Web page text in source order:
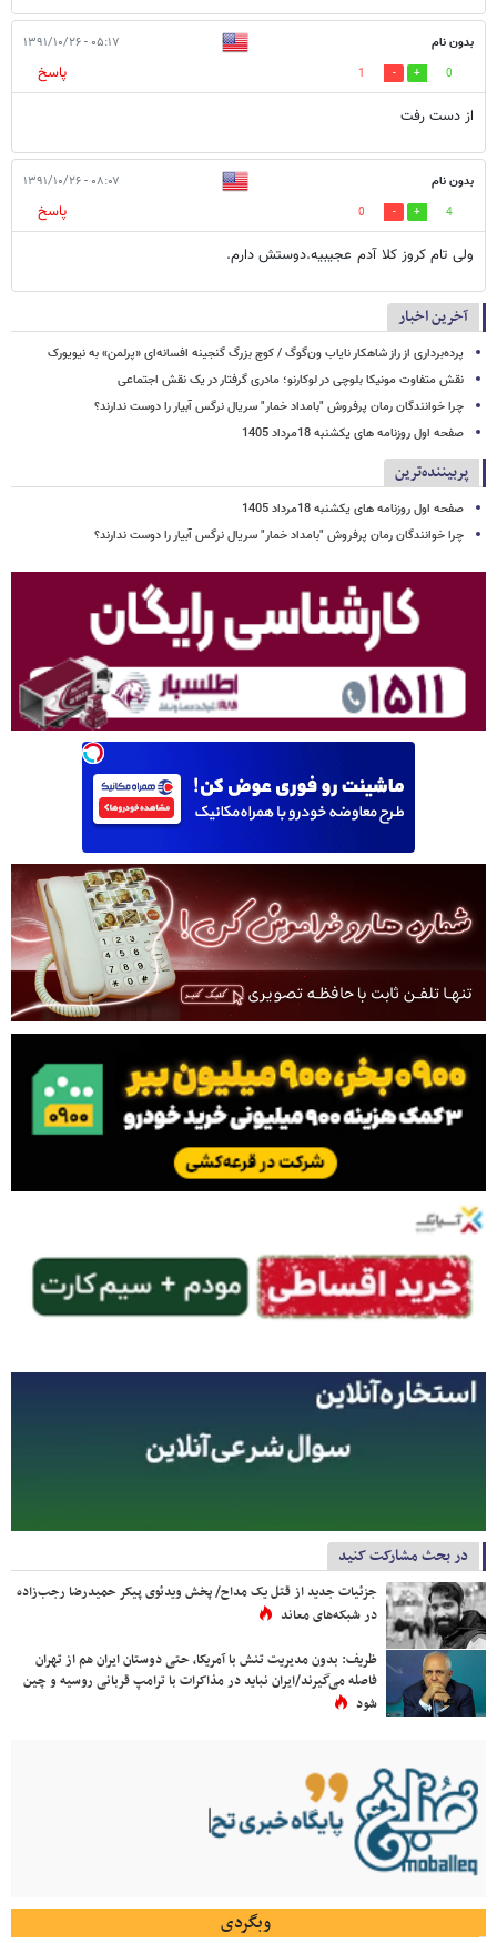
بدون نام ۰۵:۱۷ - ۱۳۹۱/۱۰/۲۶
0
1
پاسخ
از دست رفت
بدون نام ۰۸:۰۷ - ۱۳۹۱/۱۰/۲۶
4
0
پاسخ
ولی تام کروز کلا آدم عجیبیه.دوستش دارم.
آخرین اخبار
پرده‌برداری از راز شاهکار نایاب ون‌گوگ / کوچ بزرگ گنجینه افسانه‌ای «پرلمن» به نیویورک
نقش متفاوت مونیکا بلوچی در لوکارنو؛ مادری گرفتار در یک نقش اجتماعی
چرا خوانندگان رمان پرفروش "بامداد خمار" سریال نرگس آبیار را دوست ندارند؟
صفحه اول روزنامه های یکشنبه 18مرداد 1405
پربیننده‌ترین
صفحه اول روزنامه های یکشنبه 18مرداد 1405
چرا خوانندگان رمان پرفروش "بامداد خمار" سریال نرگس آبیار را دوست ندارند؟
در بحث مشارکت کنید
جزئیات جدید از قتل یک مداح/ پخش ویدئوی پیکر حمیدرضا رجب‌زاده
در شبکه‌های معاند
ظریف: بدون مدیریت تنش با آمریکا، حتی دوستان ایران هم از تهران
فاصله می‌گیرند/ایران نباید در مذاکرات با ترامپ قربانی روسیه و چین
شود
وبگردی